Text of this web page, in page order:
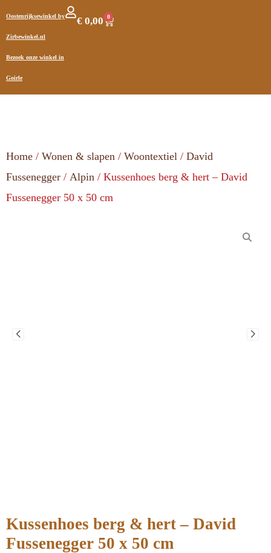
Oostenrijksewinkel by
Zirbewinkel.nl
Bezoek onze winkel in
Goirle
€ 0,00 0
Home / Wonen & slapen / Woontextiel / David
Fussenegger / Alpin / Kussenhoes berg & hert – David
Fussenegger 50 x 50 cm
Kussenhoes berg & hert – David
Fussenegger 50 x 50 cm